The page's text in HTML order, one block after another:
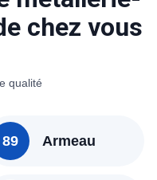
contacter
chez vous
qualité
89 Armeau